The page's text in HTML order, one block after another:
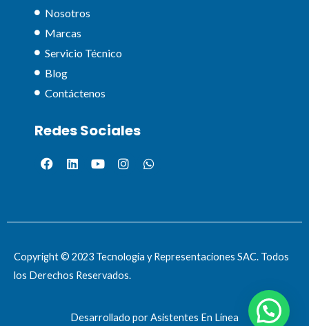
Nosotros
Marcas
Servicio Técnico
Blog
Contáctenos
Redes Sociales
Copyright © 2023 Tecnología y Representaciones SAC. Todos
los Derechos Reservados.
Desarrollado por Asistentes En Línea